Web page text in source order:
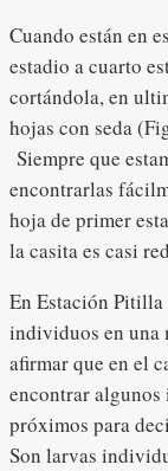
Cuando están en
estadio a cuarto
cortándola, en
hojas con seda
Siempre que
encontrarlas
hoja de primer
la casita es casi
En Estación
individuos en una
afirmar que en el
encontrar
próximos para
Son larvas